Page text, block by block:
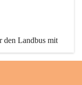
den Landbus mit
Die Linie